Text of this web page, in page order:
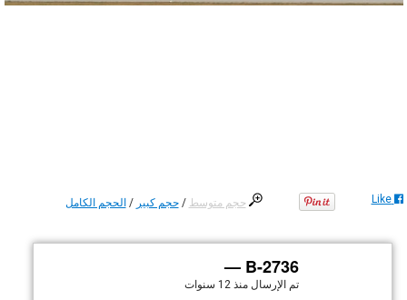
حجم متوسط /حجم كبير /الحجم الكامل Like
B-2736 —
تم الإرسال منذ 12 سنوات